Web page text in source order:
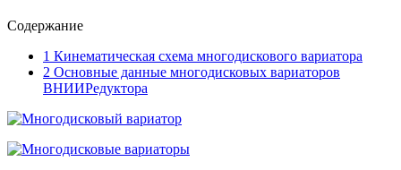
Содержание
1 Кинематическая схема многодискового вариатора
2 Основные данные многодисковых вариаторов
ВНИИРедуктора